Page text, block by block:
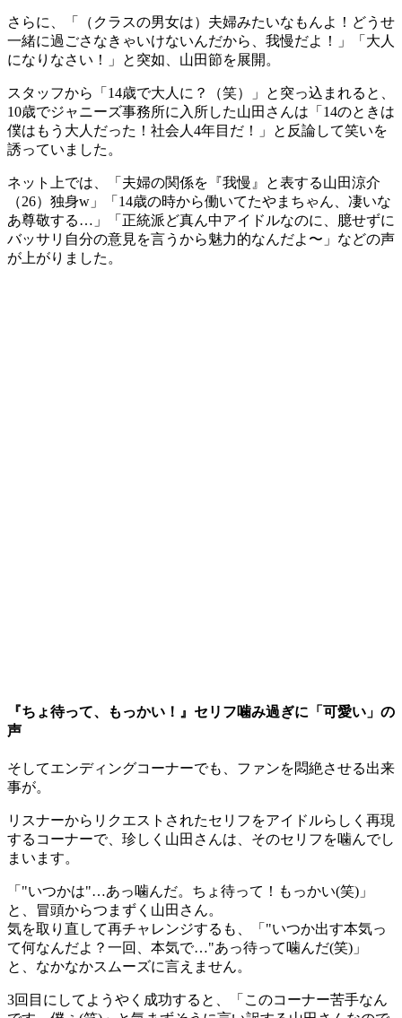
さらに、「（クラスの男女は）夫婦みたいなもんよ！どうせ
一緒に過ごさなきゃいけないんだから、我慢だよ！」「大人
になりなさい！」と突如、山田節を展開。
スタッフから「14歳で大人に？（笑）」と突っ込まれると、
10歳でジャニーズ事務所に入所した山田さんは「14のときは
僕はもう大人だった！社会人4年目だ！」と反論して笑いを
誘っていました。
ネット上では、「夫婦の関係を『我慢』と表する山田涼介
（26）独身w」「14歳の時から働いてたやまちゃん、凄いな
あ尊敬する…」「正統派ど真ん中アイドルなのに、臆せずに
バッサリ自分の意見を言うから魅力的なんだよ〜」などの声
が上がりました。
『ちょ待って、もっかい！』セリフ噛み過ぎに「可愛い」の
声
そしてエンディングコーナーでも、ファンを悶絶させる出来
事が。
リスナーからリクエストされたセリフをアイドルらしく再現
するコーナーで、珍しく山田さんは、そのセリフを噛んでし
まいます。
「"いつかは"…あっ噛んだ。ちょ待って！もっかい(笑)」
と、冒頭からつまずく山田さん。
気を取り直して再チャレンジするも、「"いつか出す本気っ
て何なんだよ？一回、本気で…"あっ待って噛んだ(笑)」
と、なかなかスムーズに言えません。
3回目にしてようやく成功すると、「このコーナー苦手なん